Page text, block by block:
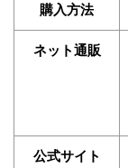
購入方法
ネット通販
公式サイト